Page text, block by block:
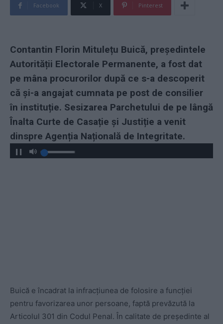
Facebook X Pinterest
Contantin Florin Mitulețu Buică, președintele
Autorității Electorale Permanente, a fost dat
pe mâna procurorilor după ce s-a descoperit
că și-a angajat cumnata pe post de consilier
în instituție. Sesizarea Parchetului de pe lângă
Înalta Curte de Casație și Justiție a venit
dinspre Agenția Națională de Integritate.
Buică e încadrat la infracțiunea de folosire a funcției
pentru favorizarea unor persoane, faptă prevăzută la
Articolul 301 din Codul Penal. În calitate de președinte al